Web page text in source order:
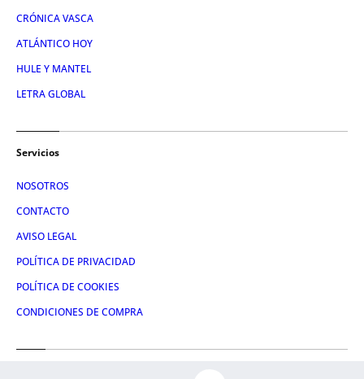
CRÓNICA VASCA
ATLÁNTICO HOY
HULE Y MANTEL
LETRA GLOBAL
Servicios
NOSOTROS
CONTACTO
AVISO LEGAL
POLÍTICA DE PRIVACIDAD
POLÍTICA DE COOKIES
CONDICIONES DE COMPRA